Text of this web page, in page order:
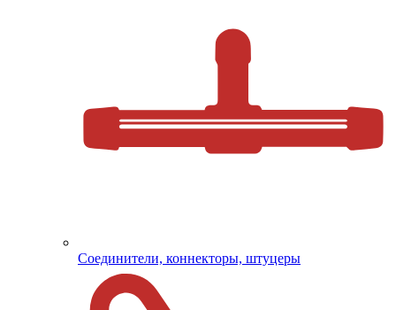
Соединители, коннекторы, штуцеры